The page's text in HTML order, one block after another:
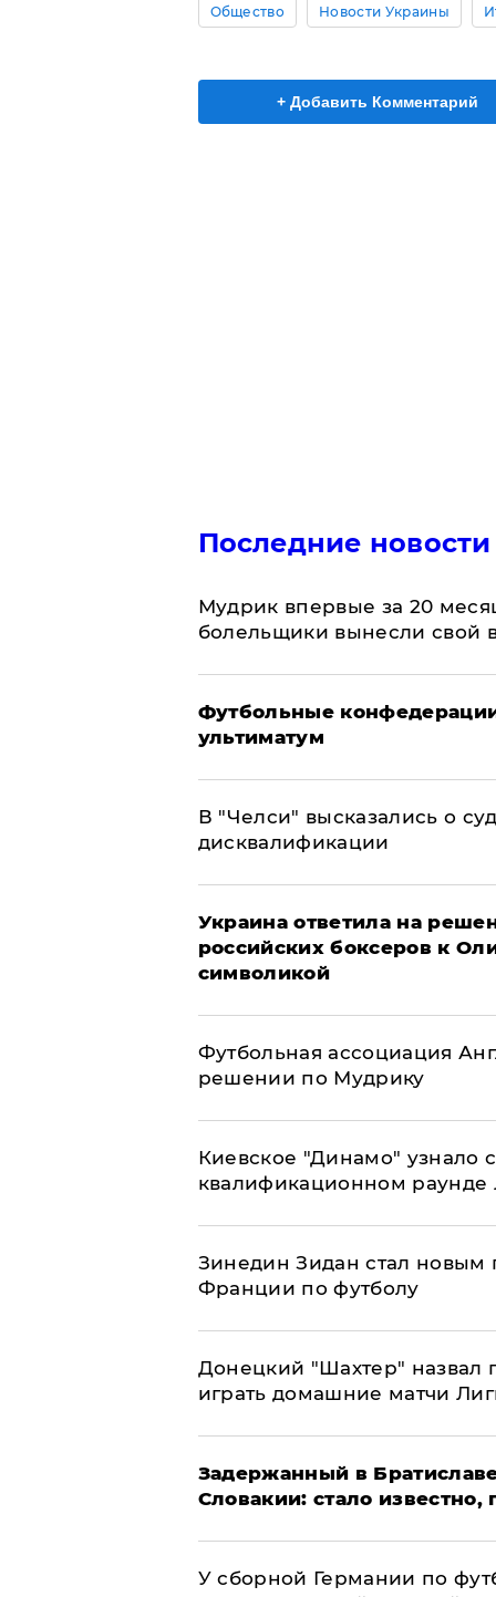
Общество Новости Украины
+ Добавить Комментарий
Последние новости
Мудрик впервые за 20
болельщики вынесли свой
Футбольные
ультиматум
В "Челси" высказались о
дисквалификации
Украина ответила на
российских боксеров к
символикой
Футбольная ассоциация
решении по Мудрику
Киевское "Динамо" узнало
квалификационном
Зинедин Зидан стал
Франции по футболу
Донецкий "Шахтер" назвал
играть домашние матчи
Задержанный в
Словакии: стало
У сборной Германии по